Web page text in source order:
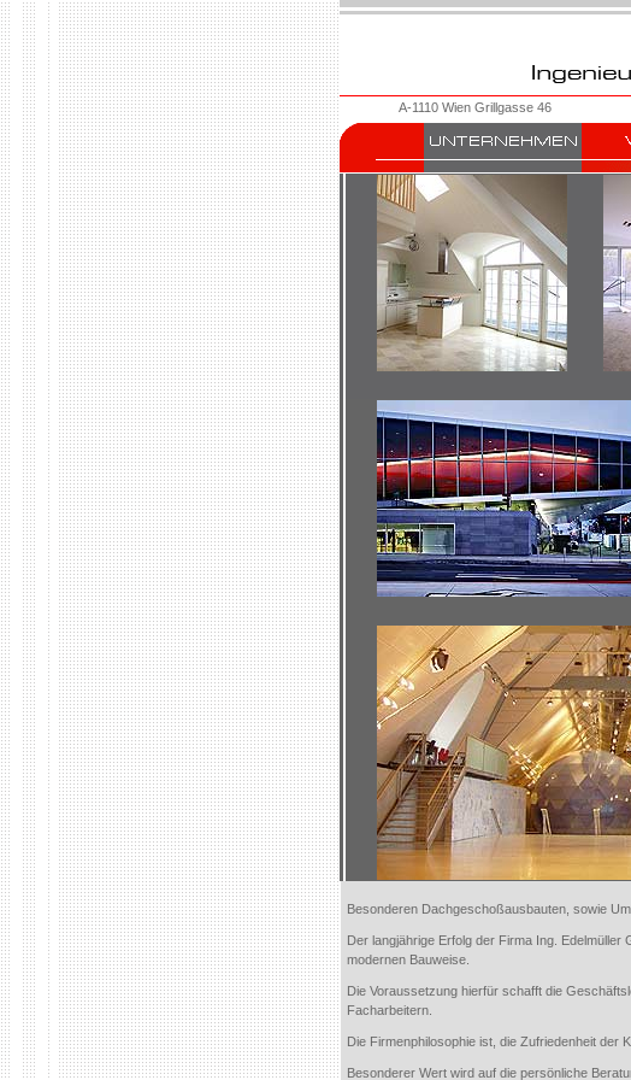
A-1110 Wien Grillgasse 46
Besonderen Dachgeschoßausbauten, sowie
Der langjährige Erfolg der Firma Ing. Edelmüller
modernen Bauweise.
Die Voraussetzung hierfür schafft die
Facharbeitern.
Die Firmenphilosophie ist, die Zufriedenheit der
Besonderer Wert wird auf die persönliche